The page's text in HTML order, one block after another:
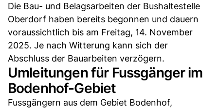
Die Bau- und Belagsarbeiten der Bushaltestelle
Oberdorf haben bereits begonnen und dauern
voraussichtlich bis am Freitag, 14. November
2025. Je nach Witterung kann sich der
Abschluss der Bauarbeiten verzögern.
Umleitungen für Fussgänger im
Bodenhof-Gebiet
Fussgängern aus dem Gebiet Bodenhof,